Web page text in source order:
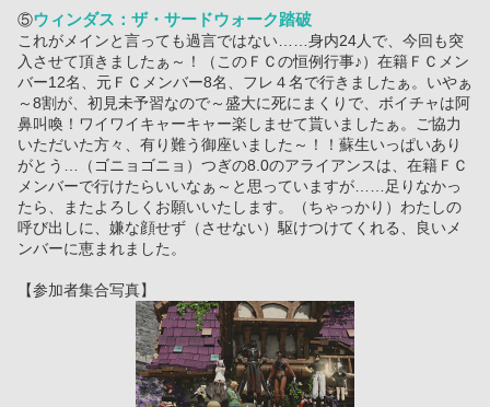
⑤ウィンダス：ザ・サードウォーク踏破
これがメインと言っても過言ではない……身内24人で、今回も突
入させて頂きましたぁ～！（このＦＣの恒例行事♪）在籍ＦＣメン
バー12名、元ＦＣメンバー8名、フレ４名で行きましたぁ。いやぁ
～8割が、初見未予習なので～盛大に死にまくりで、ボイチャは阿
鼻叫喚！ワイワイキャーキャー楽しませて貰いましたぁ。ご協力
いただいた方々、有り難う御座いました～！！蘇生いっぱいあり
がとう…（ゴニョゴニョ）つぎの8.0のアライアンスは、在籍ＦＣ
メンバーで行けたらいいなぁ～と思っていますが……足りなかっ
たら、またよろしくお願いいたします。（ちゃっかり）わたしの
呼び出しに、嫌な顔せず（させない）駆けつけてくれる、良いメ
ンバーに恵まれました。
【参加者集合写真】